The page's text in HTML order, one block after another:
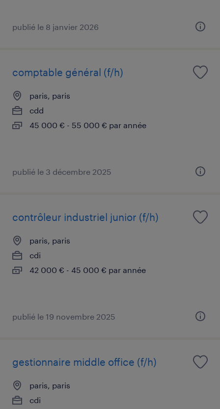
publié le 8 janvier 2026
comptable général (f/h)
paris, paris
cdd
45 000 € - 55 000 € par année
publié le 3 décembre 2025
contrôleur industriel junior (f/h)
paris, paris
cdi
42 000 € - 45 000 € par année
publié le 19 novembre 2025
gestionnaire middle office (f/h)
paris, paris
cdi